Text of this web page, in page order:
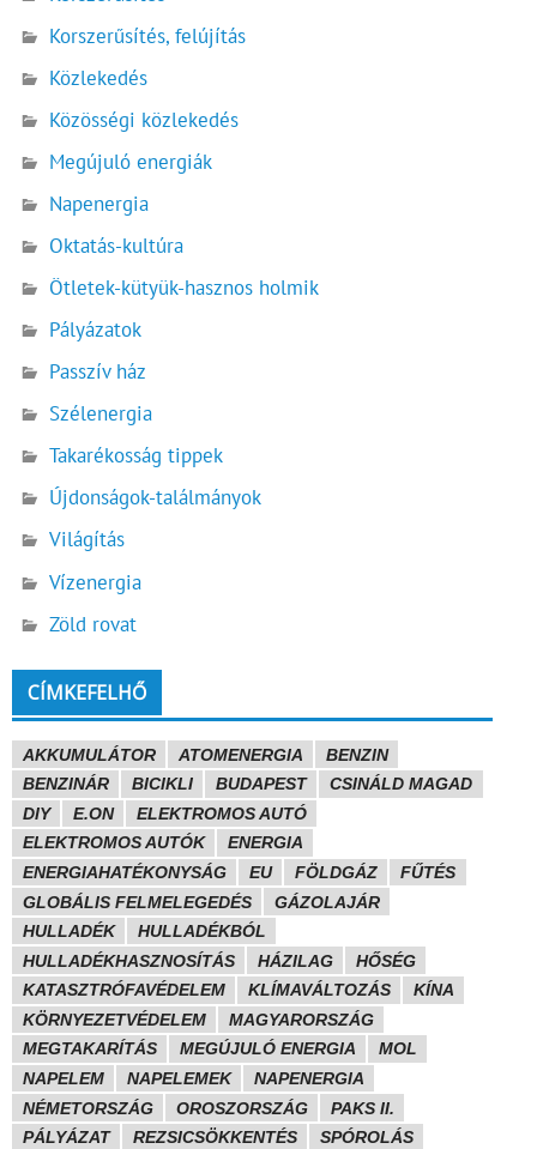
Korszerűsítés, felújítás
Közlekedés
Közösségi közlekedés
Megújuló energiák
Napenergia
Oktatás-kultúra
Ötletek-kütyük-hasznos holmik
Pályázatok
Passzív ház
Szélenergia
Takarékosság tippek
Újdonságok-találmányok
Világítás
Vízenergia
Zöld rovat
CÍMKEFELHŐ
AKKUMULÁTOR ATOMENERGIA
BENZIN
BENZINÁR
BICIKLI BUDAPEST
CSINÁLD MAGAD
DIY
E.ON
ELEKTROMOS AUTÓ
ELEKTROMOS AUTÓK
ENERGIA
ENERGIAHATÉKONYSÁG
EU FÖLDGÁZ
FŰTÉS
GLOBÁLIS FELMELEGEDÉS
GÁZOLAJÁR
HULLADÉK
HULLADÉKBÓL
HULLADÉKHASZNOSÍTÁS
HÁZILAG
HŐSÉG
KATASZTRÓFAVÉDELEM
KLÍMAVÁLTOZÁS
KÍNA
KÖRNYEZETVÉDELEM
MAGYARORSZÁG
MEGTAKARÍTÁS
MEGÚJULÓ ENERGIA
MOL
NAPELEM
NAPELEMEK
NAPENERGIA
NÉMETORSZÁG
OROSZORSZÁG
PAKS II.
PÁLYÁZAT
REZSICSÖKKENTÉS
SPÓROLÁS